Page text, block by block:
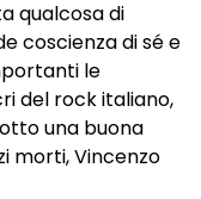
qualcosa di
coscienza di sé e
le
del rock italiano,
una buona
morti, Vincenzo